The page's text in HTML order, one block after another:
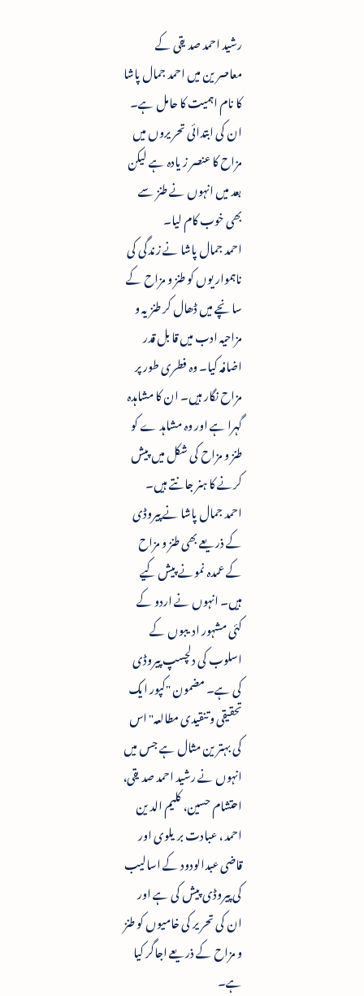
رشید احمد صدیقی کے
معاصرین میں احمد جمال پاشا
کا نام اہمیت کا حامل ہے۔
ان کی ابتدائی تحریروں میں
مزاح کا عنصر زیادہ ہے لیکن
بعد میں انہوں نے طنز سے
بھی خوب کام لیا۔
احمد جمال پاشا نے زندگی کی
ناہمواریوں کو طنز و مزاح کے
سانچے میں ڈھال کر طنزیہ و
مزاحیہ ادب میں قابل قدر
اضافہ کیا۔ وہ فطری طور پر
مزاح نگار ہیں۔ ان کا مشاہدہ
گہرا ہے اور وہ مشاہد ے کو
طنز و مزاح کی شکل میں پیش
کرنے کا ہنر جانتے ہیں۔
احمد جمال پاشا نے پیروڈی
کے ذریعے بھی طنز و مزاح
کے عمدہ نمونے پیش کیے
ہیں۔ انہوں نے اردو کے
کئی مشہور ادیبوں کے
اسلوب کی دلچسپ پیروڈی
کی ہے۔ مضمون "کپور ایک
تحقیقی و تنقیدی مطالعہ" اس
کی بہترین مثال ہے جس میں
انہوں نے رشید احمد صدیقی،
احتشام حسین، کلیم الدین
احمد ، عبادت بریلوی اور
قاضی عبدالودود کے اسالیب
کی پیروڈی پیش کی ہے اور
ان کی تحریر کی خامیوں کو طنز
و مزاح کے ذریعے اجاگر کیا
ہے۔